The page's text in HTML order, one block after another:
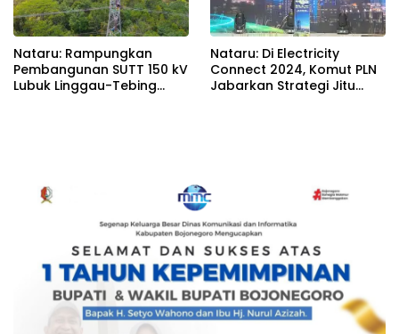
Nataru: Rampungkan
Pembangunan SUTT 150 kV
Lubuk Linggau-Tebing
Nataru: Di Electricity
Connect 2024, Komut PLN
Jabarkan Strategi Jitu